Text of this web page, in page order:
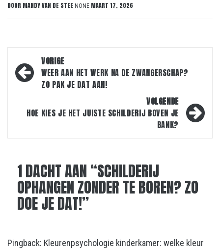
DOOR MANDY VAN DE STEE NONE MAART 17, 2026
Bericht
navigatie
VORIGE
WEER AAN HET WERK NA DE ZWANGERSCHAP?
ZO PAK JE DAT AAN!
VOLGENDE
HOE KIES JE HET JUISTE SCHILDERIJ BOVEN JE
BANK?
1 DACHT AAN “SCHILDERIJ
OPHANGEN ZONDER TE BOREN? ZO
DOE JE DAT!”
Pingback: Kleurenpsychologie kinderkamer: welke kleur